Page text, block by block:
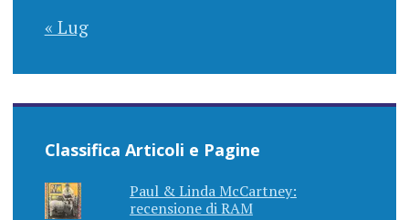
« Lug
Classifica Articoli e Pagine
Paul & Linda McCartney:
recensione di RAM